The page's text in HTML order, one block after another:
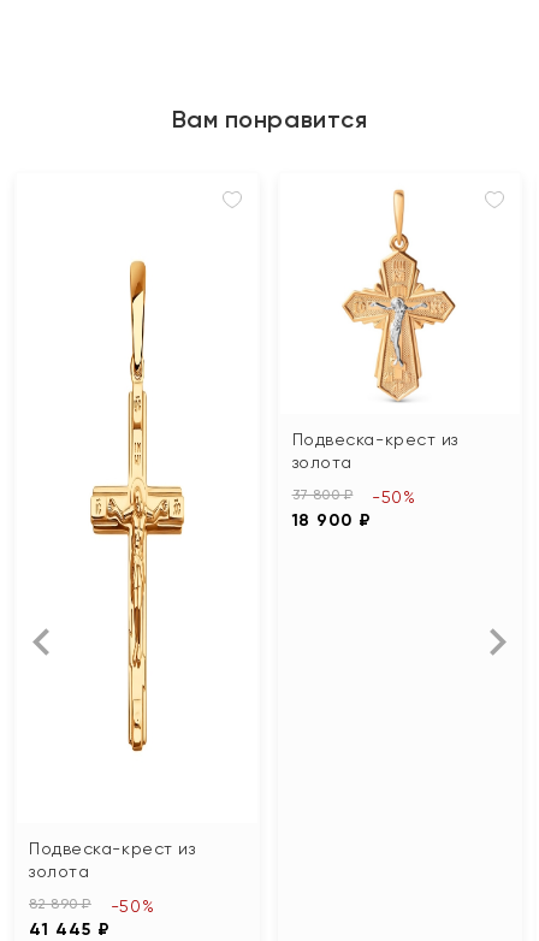
Вам понравится
Подвеска-крест из
золота
82 890 ₽
41 445 ₽
-50%
Подвеска-крест из
золота
37 800 ₽
18 900 ₽
-50%